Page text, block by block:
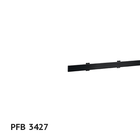
PFB 3427